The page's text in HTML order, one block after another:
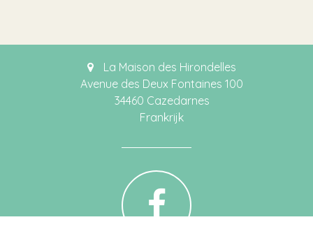
La Maison des Hirondelles
Avenue des Deux Fontaines 100
34460 Cazedarnes
Frankrijk